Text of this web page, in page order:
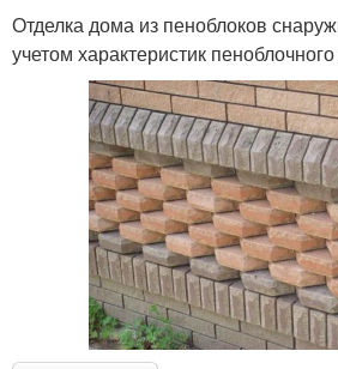
Отделка дома из пеноблоков
учетом характеристик